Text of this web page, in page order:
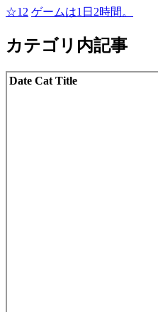
☆12 ゲームは1日2時間。
カテゴリ内記事